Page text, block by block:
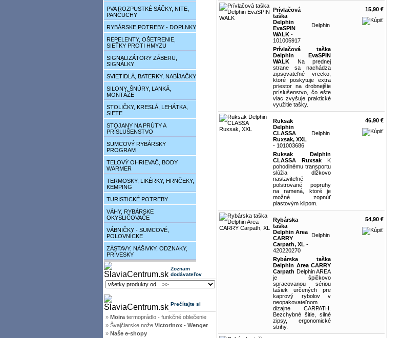
PVA ROZPUSTKÉ SÁČKY, NITE,
PANČUCHY
RYBÁRSKE POTREBY - DOPLNKY
REPELENTY, OŠETRENIE,
SIEŤKY PROTI HMYZU
SIGNALIZÁTORY ZÁBERU,
SIGNÁLKY
SVIETIDLÁ, BATERKY, NABÍJAČKY
SILONY, ŠNÚRY, LANKÁ,
MONTÁŽE
STOLIČKY, KRESLÁ, LEHÁTKA,
SIETE
STOJANY NA PRÚTY A
PRÍSLUŠENSTVO
SUMCOVÝ RYBÁRSKY
PROGRAM
TELOVÝ OHRIEVAČ, BODY
WARMER
TERMOSKY, LIKÉRKY, HRNČEKY,
KEMPING
TURISTICKÉ POTREBY
VÁHY, RYBÁRSKE
OKYSLIČOVAČE
VÁBNIČKY - SUMCOVÉ,
POLOVNÍCKE
ZÁSTAVY, NÁŠIVKY, ODZNAKY,
PRÍVESKY
Zoznam
dodávateľov
Prečítajte si
» Moira termoprádlo - funkčné oblečenie
» Švajčiarske nože Victorinox - Wenger
» Naše e-shopy
Prívlačová
taška
Delphin
EvaSPIN
WALK -
101005917
Delphin
Prívlačová taška
Delphin EvaSPIN
WALK Na prednej
strane sa nachádza
zipsovateľné vrecko,
ktoré poskytuje extra
priestor na drobnejšie
príslušenstvo, čo ešte
viac zvyšuje praktické
využitie tašky.
15,90 €
Ruksak
Delphin
CLASSA
Ruxsak, XXL
- 101003686
Delphin
Ruksak Delphin
CLASSA Ruxsak K
pohodlnému transportu
slúžia dĺžkovo
nastaviteľné
polstrované popruhy
na ramená, ktoré je
možné zopnúť
plastovým klipom.
46,90 €
Rybárska
taška
Delphin Area
CARRY
Carpath, XL -
420220270
Delphin
Rybárska taška
Delphin Area CARRY
Carpath Delphin AREA
je špičkovo
spracovanou sériou
tašiek určených pre
kaprový rybolov v
neopakovateľnom
dizajne CARPATH.
Bezchybné šitie, silné
zipsy, ergonomické
strihy.
54,90 €